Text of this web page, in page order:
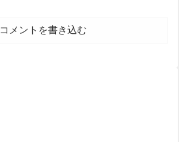
コメントを書き込む